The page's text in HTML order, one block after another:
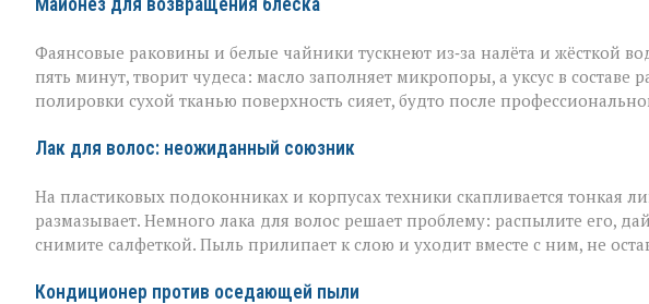
Фаянсовые раковины и белые чайники тускнеют из‑за налёта и жёсткой
пять минут, творит чудеса: масло заполняет микропоры, а уксус в составе
полировки сухой тканью поверхность сияет, будто после
Лак для волос: неожиданный союзник
На пластиковых подоконниках и корпусах техники скапливается тонкая
размазывает. Немного лака для волос решает проблему: распылите его,
снимите салфеткой. Пыль прилипает к слою и уходит вместе с ним, не
Кондиционер против оседающей пыли